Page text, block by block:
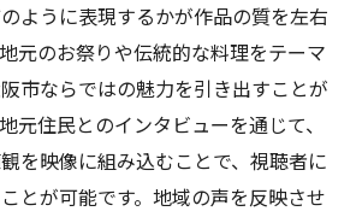
ように表現するかが作品の質を左右
元のお祭りや伝統的な料理をテーマ
市ならではの魅力を引き出すことが
元住民とのインタビューを通じて、
を映像に組み込むことで、視聴者に
とが可能です。地域の声を反映させ